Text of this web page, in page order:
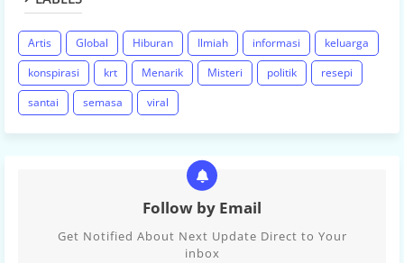
Artis Global Hiburan Ilmiah informasi
keluarga
konspirasi
krt Menarik Misteri politik
resepi
santai
semasa viral
Follow by Email
Get Notified About Next Update Direct to Your
inbox